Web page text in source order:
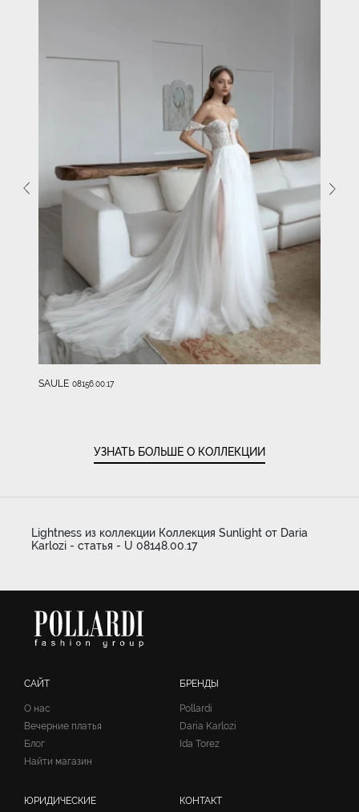
SAULE 08156.00.17
УЗНАТЬ БОЛЬШЕ О КОЛЛЕКЦИИ
Lightness из коллекции Коллекция Sunlight от Daria
Karlozi - статья - U 08148.00.17
САЙТ
О нас
Вечерние платья
Блог
Найти магазин
БРЕНДЫ
Pollardi
Daria Karlozi
Ida Torez
ЮРИДИЧЕСКИЕ КОНТАКТ